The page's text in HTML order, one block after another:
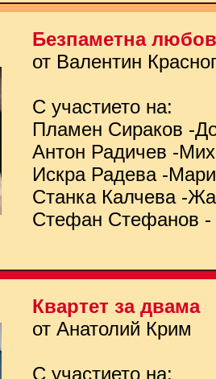
Безпаметна любов
от Валентин
С участието на:
Пламен Сираков -
Антон Радичев -
Искра Радева -
Станка Калчева -
Стефан Стефанов
Квартет за двама
от Анатолий Крим
С участието на: